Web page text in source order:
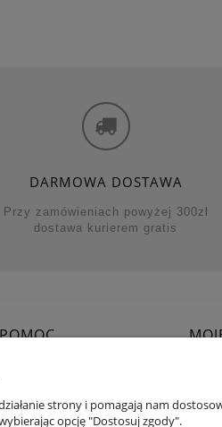
DARMOWA DOSTAWA
Przy zamówieniach powyżej 300zł
dostawa kurierem gratis
kupować?
i reklamacje
sklepu
Raty
strony i pomagają nam
opcję "Dostosuj zgody".